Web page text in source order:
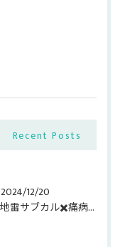
Recent Posts
2024/12/20
☆地雷サブカル✖️痛病みキャラ盛りネイル☆